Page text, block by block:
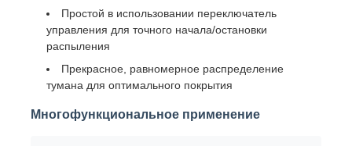
Отправить запрос
Простой в использовании переключатель
управления для точного начала/остановки
распыления
Прекрасное, равномерное распределение
тумана для оптимального покрытия
Многофункциональное применение